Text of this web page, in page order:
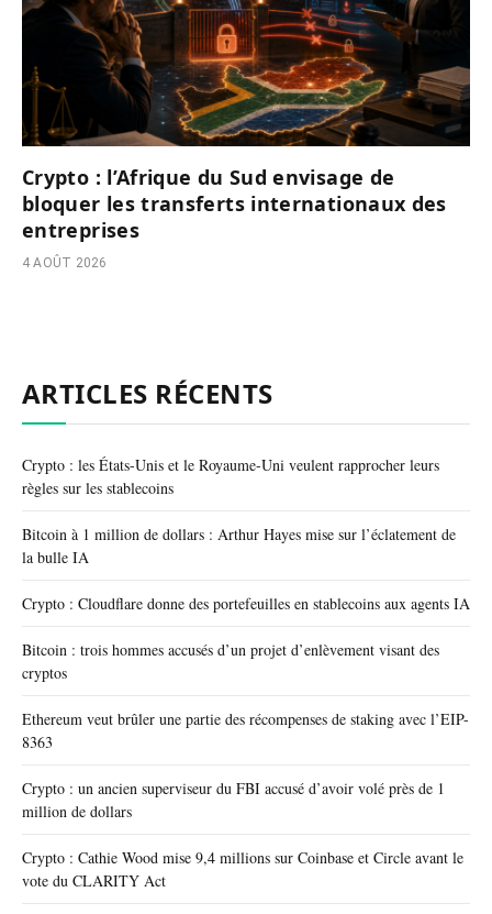
Crypto : l’Afrique du Sud envisage de
bloquer les transferts internationaux des
entreprises
4 AOÛT 2026
ARTICLES RÉCENTS
Crypto : les États-Unis et le Royaume-Uni veulent rapprocher leurs
règles sur les stablecoins
Bitcoin à 1 million de dollars : Arthur Hayes mise sur l’éclatement de
la bulle IA
Crypto : Cloudflare donne des portefeuilles en stablecoins aux agents IA
Bitcoin : trois hommes accusés d’un projet d’enlèvement visant des
cryptos
Ethereum veut brûler une partie des récompenses de staking avec l’EIP-
8363
Crypto : un ancien superviseur du FBI accusé d’avoir volé près de 1
million de dollars
Crypto : Cathie Wood mise 9,4 millions sur Coinbase et Circle avant le
vote du CLARITY Act